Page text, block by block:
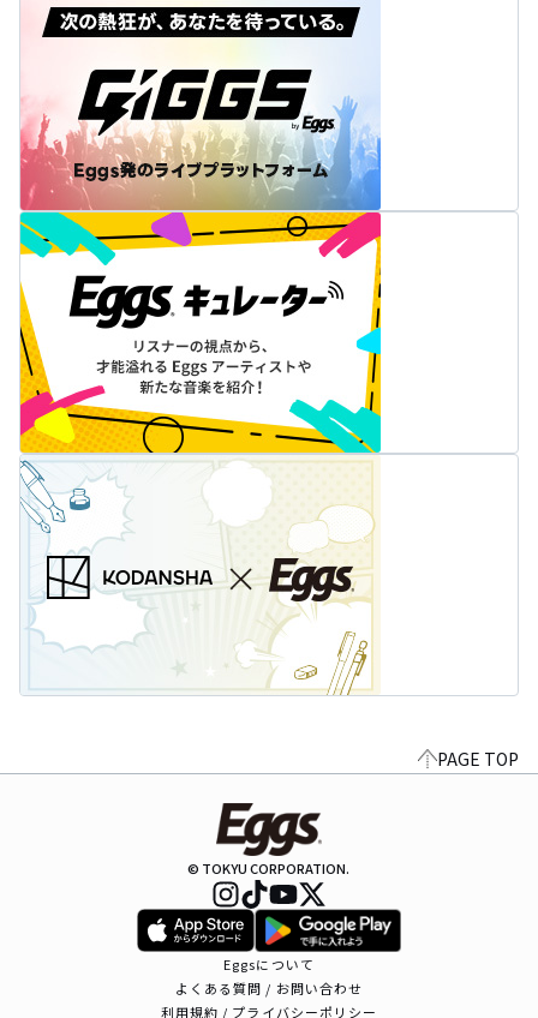
PAGE TOP
© TOKYU CORPORATION.
Eggsについて
よくある質問 / お問い合わせ
利用規約 / プライバシーポリシー